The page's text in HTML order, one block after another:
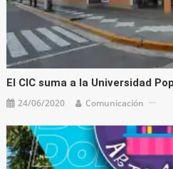
El CIC suma a la Universidad
24/06/2020 Comunicación